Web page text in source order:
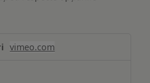
vimeo.com